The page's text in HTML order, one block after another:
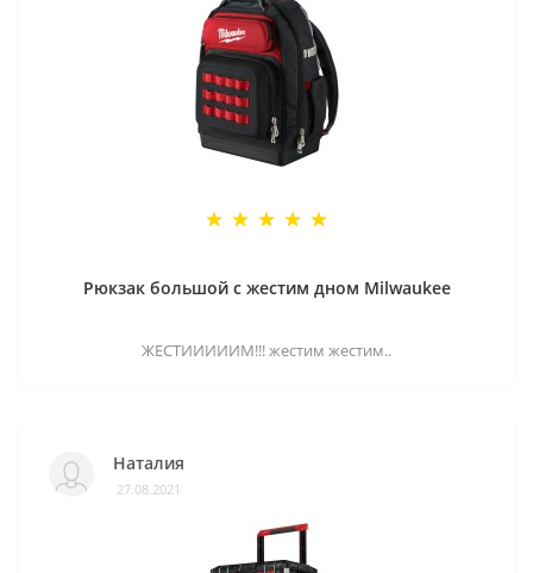
Рюкзак большой с жестим дном Milwaukee
ЖЕСТИИИИИМ!!! жестим жестим..
Наталия
27.08.2021